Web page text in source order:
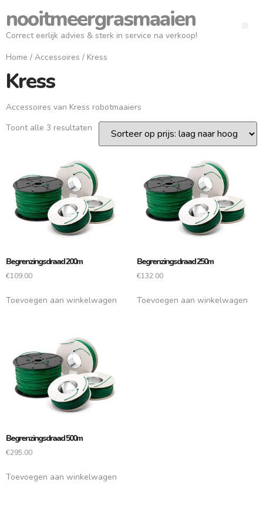
nooitmeergrasmaaien
Correct eerlijk advies & sterk in service na verkoop!
Home / Accessoires / Kress
Kress
Accessoires van Kress robotmaaiers
Toont alle 3 resultaten
Begrenzingsdraad 200m
€109.00
Toevoegen aan winkelwagen
Begrenzingsdraad 250m
€132.00
Toevoegen aan winkelwagen
Begrenzingsdraad 500m
€295.00
Toevoegen aan winkelwagen